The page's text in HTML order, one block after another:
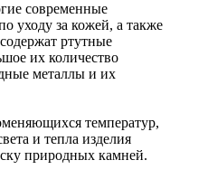
современные
уходу за кожей, а также
ртутные
их количество
металлы и их
температур,
и тепла изделия
природных камней.